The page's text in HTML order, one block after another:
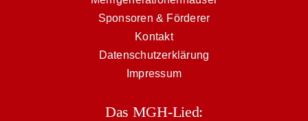
Sponsoren & Förderer
Kontakt
Datenschutzerklärung
Impressum
Das MGH-Lied: